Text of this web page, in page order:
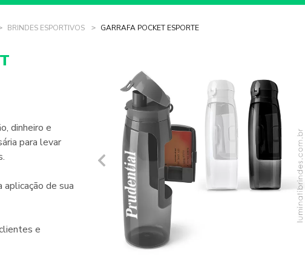
BRINDES ESPORTIVOS GARRAFA POCKET ESPORTE
dinheiro e
para levar
de sua
e